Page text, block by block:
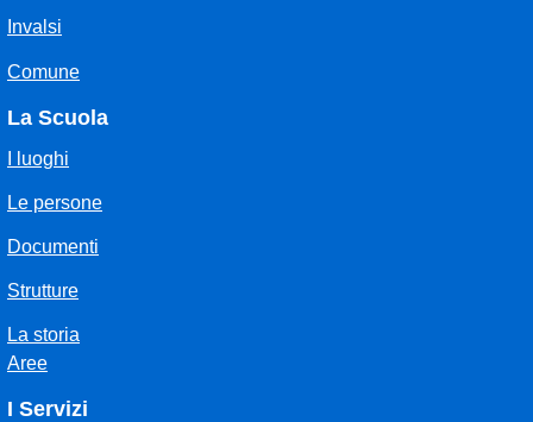
Invalsi
Comune
La Scuola
I luoghi
Le persone
Documenti
Strutture
La storia
Aree
I Servizi